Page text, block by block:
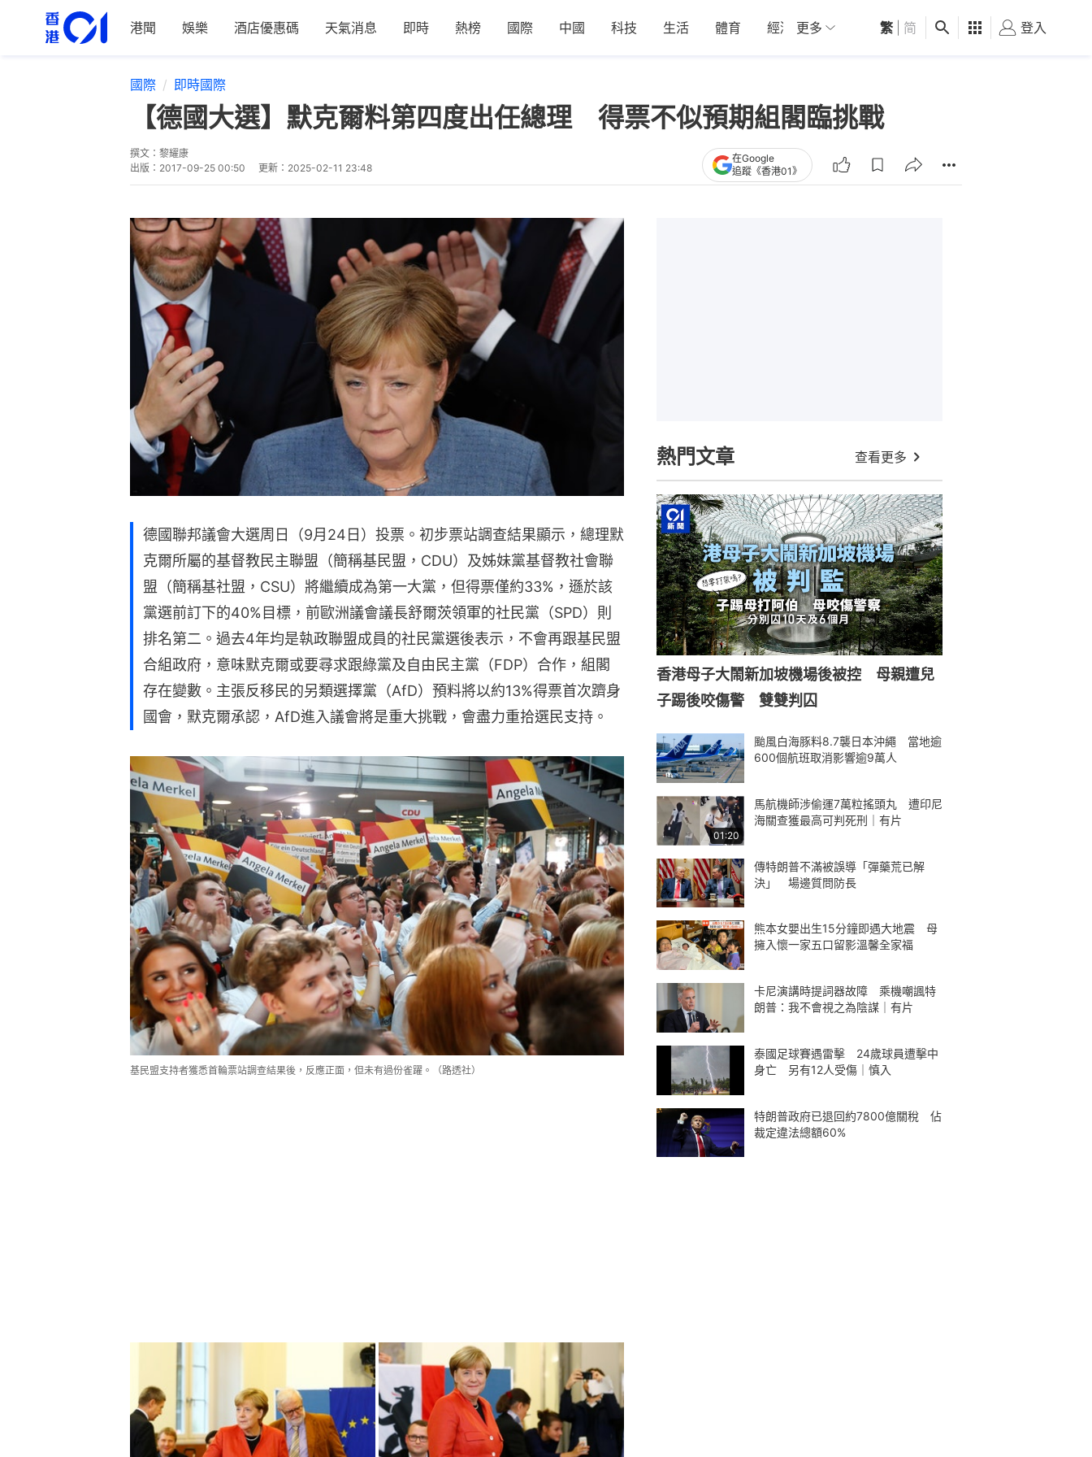
港聞 娛樂 酒店優惠碼 天氣消息 即時 熱榜 國際 中國 科技 生活 體育 經濟 01深圳 觀點 健康 好食玩飛
更多 繁 简 登入
國際 即時國際
【德國大選】默克爾料第四度出任總理 得票不似預期組閣臨挑戰
撰文： 黎耀康
出版： 2017-09-25 00:50 更新： 2025-02-11 23:48
在Google
追蹤《香港01》
德國聯邦議會大選周日（9月24日）投票。初步票站調查結果顯示，總理默
克爾所屬的基督教民主聯盟（簡稱基民盟，CDU）及姊妹黨基督教社會聯
盟（簡稱基社盟，CSU）將繼續成為第一大黨，但得票僅約33%，遜於該
黨選前訂下的40%目標，前歐洲議會議長舒爾茨領軍的社民黨（SPD）則
排名第二。過去4年均是執政聯盟成員的社民黨選後表示，不會再跟基民盟
合組政府，意味默克爾或要尋求跟綠黨及自由民主黨（FDP）合作，組閣
存在變數。主張反移民的另類選擇黨（AfD）預料將以約13%得票首次躋身
國會，默克爾承認，AfD進入議會將是重大挑戰，會盡力重拾選民支持。
基民盟支持者獲悉首輪票站調查結果後，反應正面，但未有過份雀躍。（路透社）
熱門文章 查看更多
香港母子大鬧新加坡機場後被控 母親遭兒
子踢後咬傷警 雙雙判囚
颱風白海豚料8.7襲日本沖繩 當地逾
600個航班取消影響逾9萬人
01:20
馬航機師涉偷運7萬粒搖頭丸 遭印尼
海關查獲最高可判死刑｜有片
傳特朗普不滿被誤導「彈藥荒已解
決」 場邊質問防長
熊本女嬰出生15分鐘即遇大地震 母
擁入懷一家五口留影溫馨全家福
卡尼演講時提詞器故障 乘機嘲諷特
朗普：我不會視之為陰謀｜有片
泰國足球賽遇雷擊 24歲球員遭擊中
身亡 另有12人受傷｜慎入
特朗普政府已退回約7800億關稅 佔
裁定違法總額60%